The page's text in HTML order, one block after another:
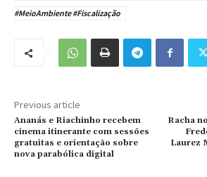
#MeioAmbiente #Fiscalização
Previous article
Ananás e Riachinho recebem
cinema itinerante com sessões
gratuitas e orientação sobre
nova parabólica digital
Racha
Laurez